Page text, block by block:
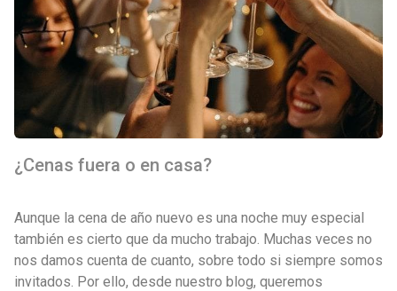
¿Cenas fuera o en casa?
Aunque la cena de año nuevo es una noche muy especial
también es cierto que da mucho trabajo. Muchas veces no
nos damos cuenta de cuanto, sobre todo si siempre somos
invitados. Por ello, desde nuestro blog, queremos